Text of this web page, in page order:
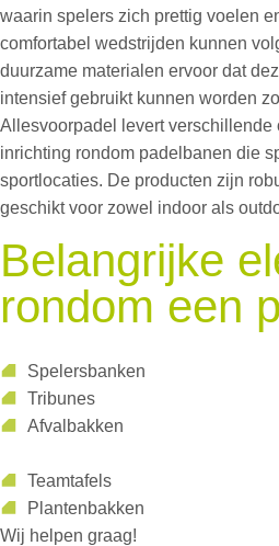
waarin spelers zich prettig voelen
comfortabel wedstrijden kunnen
duurzame materialen ervoor dat
intensief gebruikt kunnen worden
Allesvoorpadel levert verschillende
inrichting rondom padelbanen die
sportlocaties. De producten zijn
geschikt voor zowel indoor als
Belangrijke
rondom een
Spelersbanken
Tribunes
Afvalbakken
Teamtafels
Plantenbakken
Wij helpen graag!